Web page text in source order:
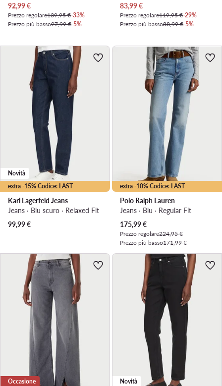
Prezzo attuale
92,99€
Prezzo regolare139,95 €-33%
Prezzo più basso97,99 €-5%
Prezzo attuale
83,99€
Prezzo regolare119,95 €-29%
Prezzo più basso88,99 €-5%
extra -15% Codice: LAST
Novità
Karl Lagerfeld Jeans
Jeans · Blu scuro · Relaxed Fit
99,99€
extra -10% Codice: LAST
Polo Ralph Lauren
Jeans · Blu · Regular Fit
Prezzo attuale
175,99€
Prezzo regolare224,95 €
Prezzo più basso171,99 €
Occasione Novità